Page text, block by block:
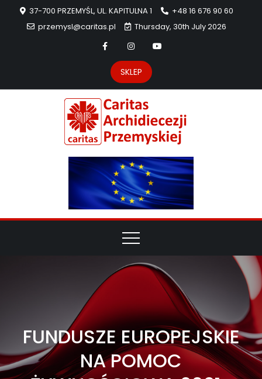
37-700 PRZEMYŚL, UL. KAPITULNA 1
+48 16 676 90 60
przemysl@caritas.pl
Thursday, 30th July 2026
SKLEP
FUNDUSZE EUROPEJSKIE
NA POMOC